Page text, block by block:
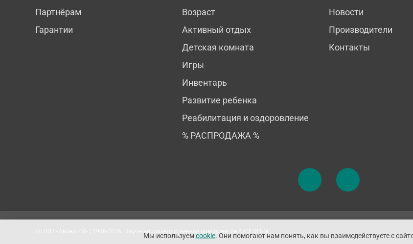
Партнёрам
Гарантии
Возраст
Активный отдых
Детская комната
Игры
Инвентарь
Развитие ребенка
Реабилитация и оздоровление
% РАСПРОДАЖА %
Новости
Производители
Контакты
© НПП «Аконит-М» | 1996-2026. Научно-производственное предприятие АКОНИТ-М.
Мы используемcookie. Они помогают нам понять, как вы взаимодействуете с